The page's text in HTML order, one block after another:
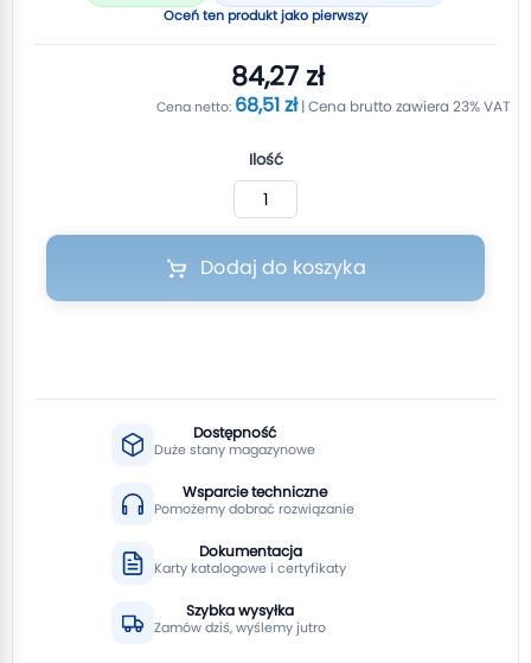
Oceń ten produkt jako pierwszy
84,27 zł
68,51 zł
Ilość
Dodaj do koszyka
Dostępność
Duże stany magazynowe
Wsparcie techniczne
Pomożemy dobrać rozwiązanie
Dokumentacja
Karty katalogowe i certyfikaty
Szybka wysyłka
Zamów dziś, wyślemy jutro